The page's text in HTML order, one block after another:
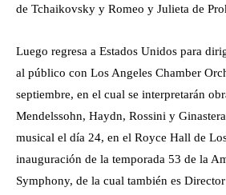
de Tchaikovsky y Romeo y Julieta de
Luego regresa a Estados Unidos para
al público con Los Angeles Chamber
septiembre, en el cual se interpretarán
Mendelssohn, Haydn, Rossini y
musical el día 24, en el Royce Hall de
inauguración de la temporada 53 de la
Symphony, de la cual también es